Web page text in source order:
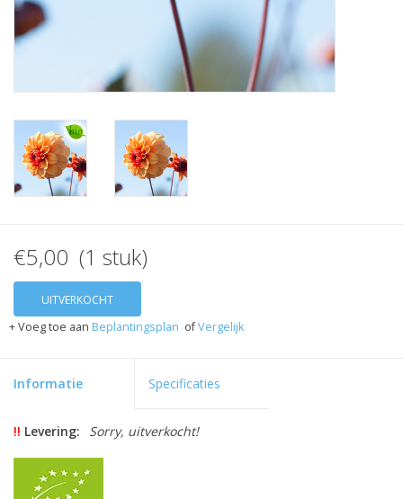
Onze tuinen!
Sterke Bollen Dagen
Nieuws
€5,00 (1 stuk)
UITVERKOCHT
+ Voeg toe aan Beplantingsplan ofVergelijk
Informatie Specificaties
!! Levering: Sorry, uitverkocht!